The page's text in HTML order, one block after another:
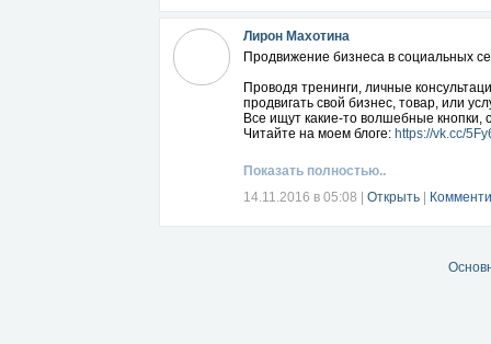
Лирон Махотина
Продвижение бизнеса в социальных
Проводя тренинги, личные
продвигать свой бизнес, товар, или
Все ищут какие-то волшебные кнопки,
Читайте на моем блоге: https://vk.cc/
Показать полностью..
14.11.2016 в 05:08
Открыть